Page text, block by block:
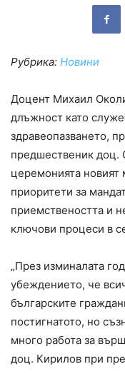
Рубрика: Новини
Доцент Михаил
длъжност като
здравеопазването,
предшественик доц.
церемонията новият
приоритети за
приемствеността и
ключови процеси в
„През изминалата
убеждението, че
българските
постигнатото, но
много работа за
доц. Кирилов при